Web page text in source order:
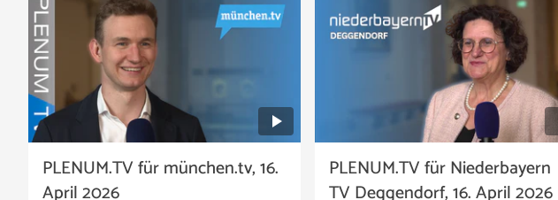
PLENUM.TV für münchen.tv, 16.
April 2026
PLENUM.TV für Niederbayern
TV Deggendorf, 16. April 2026